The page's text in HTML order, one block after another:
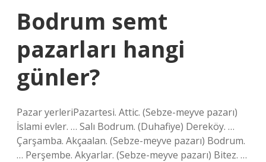
Bodrum semt
pazarları hangi
günler?
Pazar yerleriPazartesi. Attic. (Sebze-meyve pazarı)
İslami evler. … Salı Bodrum. (Duhafiye) Dereköy. …
Çarşamba. Akçaalan. (Sebze-meyve pazarı) Bodrum.
… Perşembe. Akyarlar. (Sebze-meyve pazarı) Bitez. …